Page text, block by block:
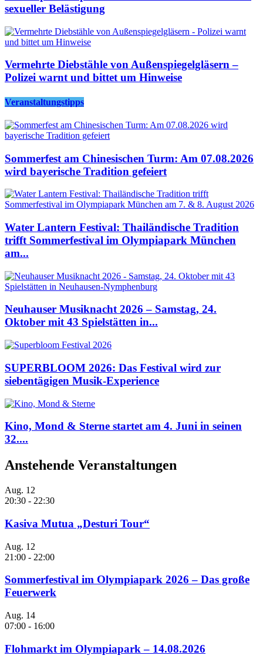
sexueller Belästigung
Vermehrte Diebstähle von Außenspiegelgläsern –
Polizei warnt und bittet um Hinweise
Veranstaltungstipps
Sommerfest am Chinesischen Turm: Am 07.08.2026
wird bayerische Tradition gefeiert
Water Lantern Festival: Thailändische Tradition
trifft Sommerfestival im Olympiapark München
am...
Neuhauser Musiknacht 2026 – Samstag, 24.
Oktober mit 43 Spielstätten in...
SUPERBLOOM 2026: Das Festival wird zur
siebentägigen Musik-Experience
Kino, Mond & Sterne startet am 4. Juni in seinen
32....
Anstehende Veranstaltungen
Aug. 12
20:30 - 22:30
Kasiva Mutua „Desturi Tour“
Aug. 12
21:00 - 22:00
Sommerfestival im Olympiapark 2026 – Das große
Feuerwerk
Aug. 14
07:00 - 16:00
Flohmarkt im Olympiapark – 14.08.2026